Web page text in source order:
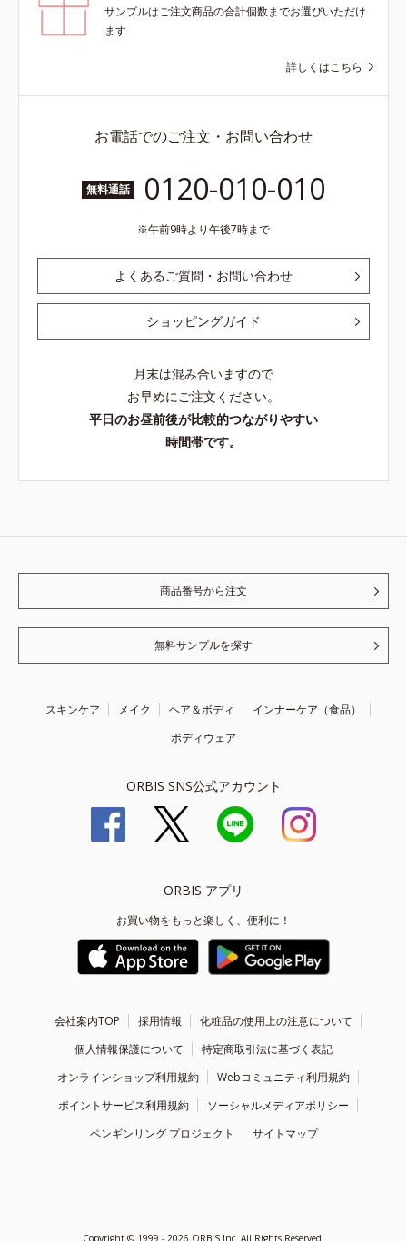
サンプルはご注文商品の合計個数までお選びいただけ
ます
詳しくはこちら
お電話でのご注文・お問い合わせ
無料通話 0120-010-010
午前9時より午後7時まで
よくあるご質問・お問い合わせ
ショッピングガイド
月末は混み合いますので
お早めにご注文ください。
平日のお昼前後が比較的つながりやすい
時間帯です。
商品番号から注文
無料サンプルを探す
スキンケア メイク ヘア＆ボディ
インナーケア（食品）
ボディウェア
ORBIS SNS公式アカウント
ORBIS アプリ
お買い物をもっと楽しく、便利に！
会社案内TOP 採用情報
化粧品の使用上の注意について
個人情報保護について
特定商取引法に基づく表記
オンラインショップ利用規約
Webコミュニティ利用規約
ポイントサービス利用規約
ソーシャルメディアポリシー
ペンギンリング プロジェクト
サイトマップ
Copyright © 1999 - 2026 ORBIS Inc. All Rights Reserved.